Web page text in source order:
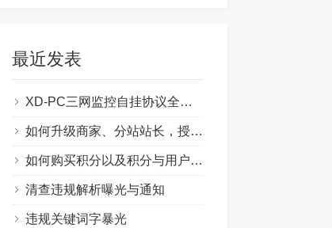
最近发表
XD-PC三网监控自挂协议全网独家 / 无封号 无异地使用教程
如何升级商家、分站站长，授权站长以及它们各自有何优势
如何购买积分以及积分与用户组的作用
清查违规解析曝光与通知
违规关键词字暴光